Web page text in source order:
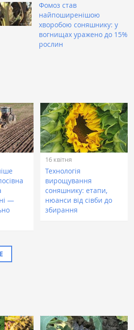
Фомоз став
найпоширенішою
хворобою соняшнику: у
вогнищах уражено до 15%
рослин
—
16 квітня
Технологія
вирощування
соняшнику: етапи,
нюанси від сівби до
збирання